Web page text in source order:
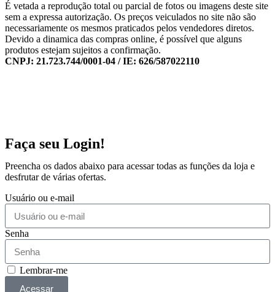
É vetada a reprodução total ou parcial de fotos ou imagens deste site
sem a expressa autorização. Os preços veiculados no site não são
necessariamente os mesmos praticados pelos vendedores diretos.
Devido a dinamica das compras online, é possível que alguns
produtos estejam sujeitos a confirmação.
CNPJ: 21.723.744/0001-04 / IE: 626/587022110
Faça seu Login!
Preencha os dados abaixo para acessar todas as funções da loja e
desfrutar de várias ofertas.
Usuário ou e-mail
Senha
Lembrar-me
Acessar